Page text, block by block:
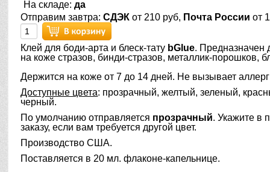
На складе:да
Отправим завтра:СДЭК от 210 руб, Почта России от
Клей для боди-арта и блеск-тату bGlue. Предназначен
на коже стразов, бинди-стразов, металлик-порошков,
Держится на коже от 7 до 14 дней. Не вызывает
Доступные цвета: прозрачный, желтый, зеленый,
черный.
По умолчанию отправляется прозрачный. Укажите в
заказу, если вам требуется другой цвет.
Производство США.
Поставляется в 20 мл. флаконе-капельнице.